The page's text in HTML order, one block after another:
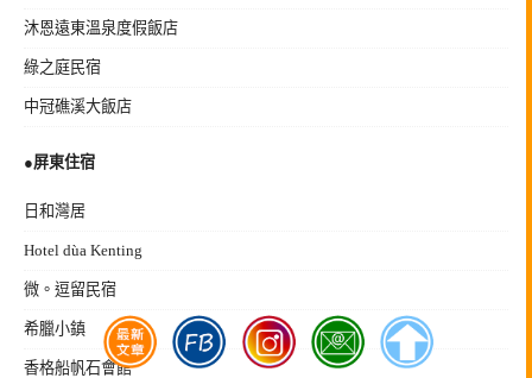
沐恩遠東溫泉度假飯店
綠之庭民宿
中冠礁溪大飯店
●屏東住宿
日和灣居
Hotel dùa Kenting
微。逗留民宿
希臘小鎮
香格船帆石會館